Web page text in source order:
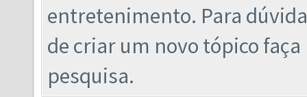
entretenimento. Para
de criar um novo tópico
pesquisa.